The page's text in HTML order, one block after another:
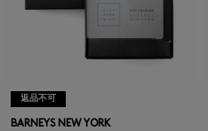
返品不可
BARNEYS NEW YORK